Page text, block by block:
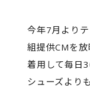
今年7月より
組提供CMを
着用して毎日
シューズよりも